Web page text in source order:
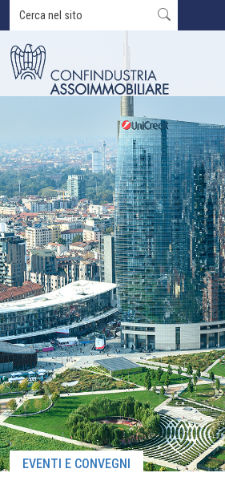
EVENTI E CONVEGNI